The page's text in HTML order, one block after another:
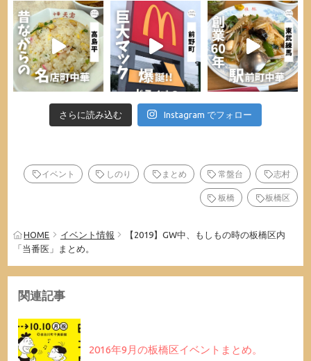
さらに読み込む Instagram でフォロー
イベント しのり まとめ 常盤台 志村
板橋 板橋区
HOME イベント情報
【2019】GW中、もしもの時の板橋区内
「当番医」まとめ。
関連記事
2016年9月の板橋区イベントまとめ。